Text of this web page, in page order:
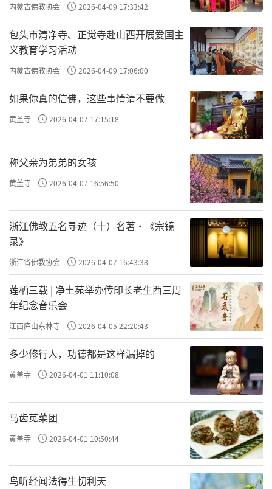
内蒙古佛教协会 2026-04-09 17:33:42
包头市清净寺、正觉寺赴山西开展爱国主
义教育学习活动
内蒙古佛教协会 2026-04-09 17:06:00
如果你真的信佛，这些事情请不要做
黄盖寺 2026-04-07 17:15:18
称父亲为弟弟的女孩
黄盖寺 2026-04-07 16:56:50
浙江佛教五名寻迹（十）名著·《宗镜
录》
浙江省佛教协会 2026-04-07 16:43:38
莲栖三载 | 净土苑举办传印长老生西三周
年纪念音乐会
江西庐山东林寺 2026-04-05 22:20:43
多少修行人，功德都是这样漏掉的
黄盖寺 2026-04-01 11:10:08
马齿苋菜团
黄盖寺 2026-04-01 10:50:44
鸟听经闻法得生忉利天